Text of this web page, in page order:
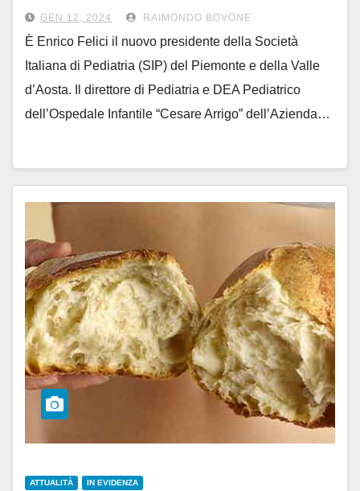
della Società Italiana di Pediatria
GEN 12, 2024 RAIMONDO BOVONE
È Enrico Felici il nuovo presidente della Società
Italiana di Pediatria (SIP) del Piemonte e della Valle
d’Aosta. Il direttore di Pediatria e DEA Pediatrico
dell’Ospedale Infantile “Cesare Arrigo” dell’Azienda…
ATTUALITÀ IN EVIDENZA